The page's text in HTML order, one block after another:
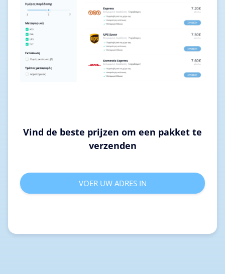
Vind de beste prijzen om een pakket te
verzenden
VOER UW ADRES IN